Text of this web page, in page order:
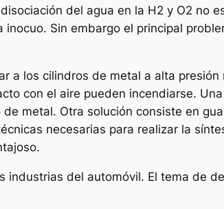
del agua en la H2 y O2 no
Sin embargo el principal
a los cilindros de metal a alta presión
con el aire pueden incendiarse.
metal. Otra solución consiste en
necesarias para realizar la
industrias del automóvil. El tema de